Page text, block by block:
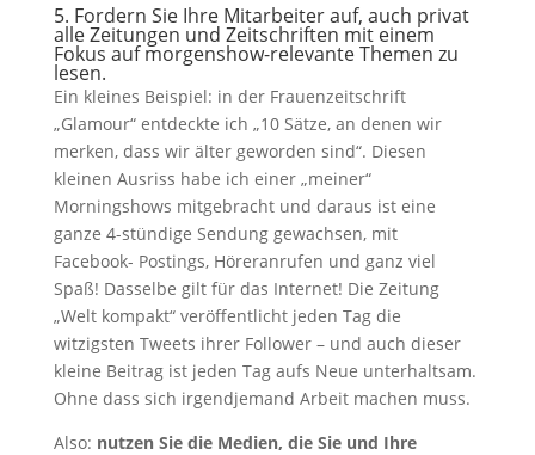
5. Fordern Sie Ihre Mitarbeiter auf, auch privat
alle Zeitungen und Zeitschriften mit einem
Fokus auf morgenshow-relevante Themen zu
lesen.
Ein kleines Beispiel: in der Frauenzeitschrift
„Glamour“ entdeckte ich „10 Sätze, an denen wir
merken, dass wir älter geworden sind“. Diesen
kleinen Ausriss habe ich einer „meiner“
Morningshows mitgebracht und daraus ist eine
ganze 4-stündige Sendung gewachsen, mit
Facebook- Postings, Höreranrufen und ganz viel
Spaß! Dasselbe gilt für das Internet! Die Zeitung
„Welt kompakt“ veröffentlicht jeden Tag die
witzigsten Tweets ihrer Follower – und auch dieser
kleine Beitrag ist jeden Tag aufs Neue unterhaltsam.
Ohne dass sich irgendjemand Arbeit machen muss.
Also: nutzen Sie die Medien, die Sie und Ihre